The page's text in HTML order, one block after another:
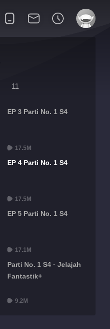
11
EP 3 Parti No. 1 S4
17.5M
EP 4 Parti No. 1 S4
17.5M
EP 5 Parti No. 1 S4
17.1M
Parti No. 1 S4 · Jelajah
Fantastik+
9.2M